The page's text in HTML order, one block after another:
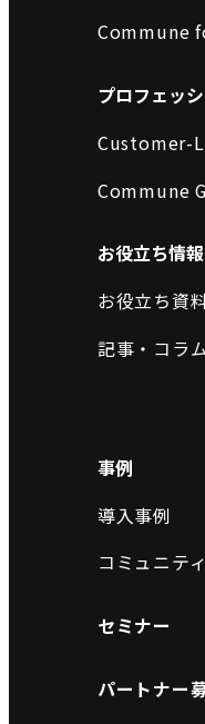
Commune
プロフェッ
Customer-
Commune
お役立ち情報
お役立ち資
記事・コラ
事例
導入事例
コミュニテ
セミナー
パートナー